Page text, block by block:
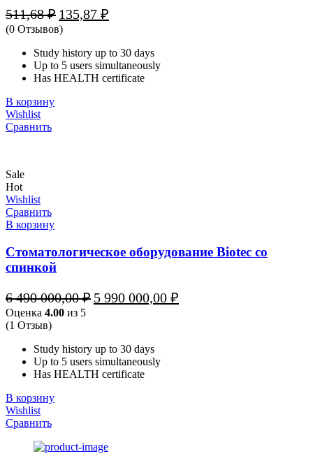
511,68₽ Первоначальная
цена
составляла
511,68 ₽.
135,87 ₽
цена:
(0 Отзывов)
Study history up to 30 days
Up to 5 users simultaneously
Has HEALTH certificate
В корзину
Wishlist
Сравнить
Sale
Hot
Wishlist
Сравнить
В корзину
Стоматологическое оборудование Biotec со
спинкой
6 490 000,00₽ Первоначальная
цена
000,00 ₽.
5 990 000,00 ₽
цена:
Оценка 4.00 из 5
(1 Отзыв)
Study history up to 30 days
Up to 5 users simultaneously
Has HEALTH certificate
В корзину
Wishlist
Сравнить